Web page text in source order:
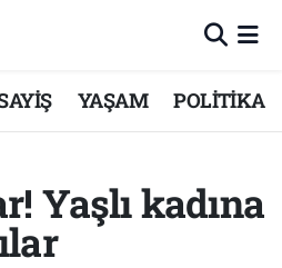
YAŞAM POLİTİKA
Yaşlı kadına
Haritası
ve Fikstür